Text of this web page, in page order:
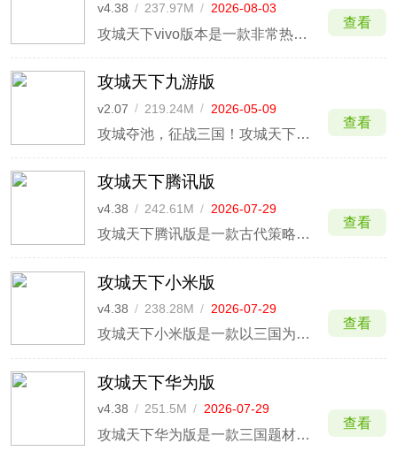
v4.38 / 237.97M / 2026-08-03
攻城天下vivo版本是一款非常热血的三国战争战斗游戏，为玩家提供专属vivo渠道版本，支持使用vivo账号登录游戏，主要面向vivo手机用户，可以免费领取攻城天下vivo礼包，内有专属游戏奖励，超多精彩好礼让你领到手软。
查看
攻城天下九游版
v2.07 / 219.24M / 2026-05-09
攻城夺池，征战三国！攻城天下九游版是一款以三国题材打造的大型国战策略手游，该游戏最大的亮点就是把武将卡牌和国战策略进行了结合，这样便能让不同的玩家在游戏里扮演不同的角色。
查看
攻城天下腾讯版
v4.38 / 242.61M / 2026-07-29
攻城天下腾讯版是一款古代策略的战争模拟游戏，该版本支持玩家使用qq或者微信账号一键登录游戏，同时还可以与qq微信好友共同开黑，还有海量福利礼包可以领取。该游戏主打的是实时国战的三国卡牌策略，游戏将武将卡牌和国战策略进行了结合，让不同的玩家在游戏里扮演不同的角色，给玩家们带去
查看
攻城天下小米版
v4.38 / 238.28M / 2026-07-29
攻城天下小米版是一款以三国为时代背景的策略攻城手游，该版本是游戏官方专为小米手机用户所打造的一款游戏客户端，玩家除了可以使用小米账号进行登录之外，还拥有小米渠道服的专属礼包，同时也对小米的各个机型专门做了优化，使得小米版可以运行得更加流畅，玩家们的游戏体验也更加舒适。
查看
攻城天下华为版
v4.38 / 251.5M / 2026-07-29
攻城天下华为版是一款三国题材RPG策略手游。此版本玩家可以使用华为账号一键登录，还可以领取超多华为用户专属福利礼包，赠送大量元宝铜钱、还有超强武将登录领取！快来一起加入吧！另外，游戏把武将卡牌和国战进行结合，在卡牌偏单机化的基础上，攻城天下华为版更注重国战，而对于国战方面，
查看